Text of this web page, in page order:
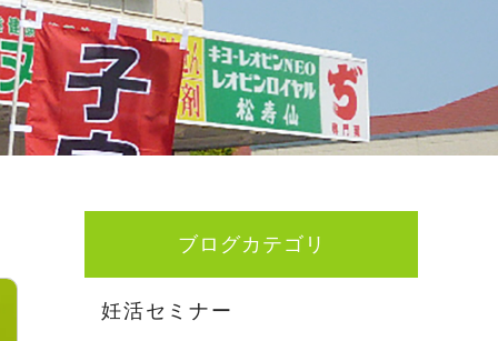
ブログカテゴリ
妊活セミナー